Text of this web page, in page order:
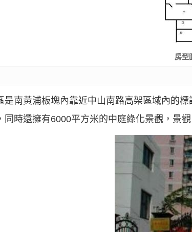
房型
是南黃浦板塊內靠近中山南路高架區域內的
同時還擁有6000平方米的中庭綠化景觀，景觀